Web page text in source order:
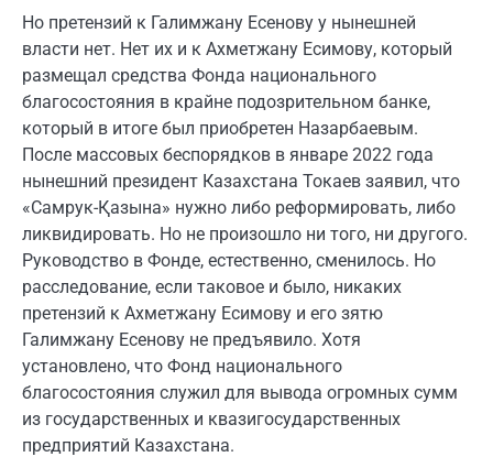
Но претензий к Галимжану Есенову у нынешней
власти нет. Нет их и к Ахметжану Есимову, который
размещал средства Фонда национального
благосостояния в крайне подозрительном банке,
который в итоге был приобретен Назарбаевым.
После массовых беспорядков в январе 2022 года
нынешний президент Казахстана Токаев заявил, что
«Самрук-Қазына» нужно либо реформировать, либо
ликвидировать. Но не произошло ни того, ни другого.
Руководство в Фонде, естественно, сменилось. Но
расследование, если таковое и было, никаких
претензий к Ахметжану Есимову и его зятю
Галимжану Есенову не предъявило. Хотя
установлено, что Фонд национального
благосостояния служил для вывода огромных сумм
из государственных и квазигосударственных
предприятий Казахстана.